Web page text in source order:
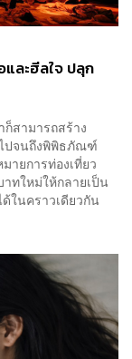
ละฮีลใจ ปลุก
ก็สามารถสร้าง
ปจนถึงพิพิธภัณฑ์
ายการท่องเที่ยว
ทใหม่ให้กลายเป็น
ในคราวเดียวกัน